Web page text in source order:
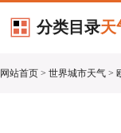
分类目录天
网站首页 > 世界城市天气 >